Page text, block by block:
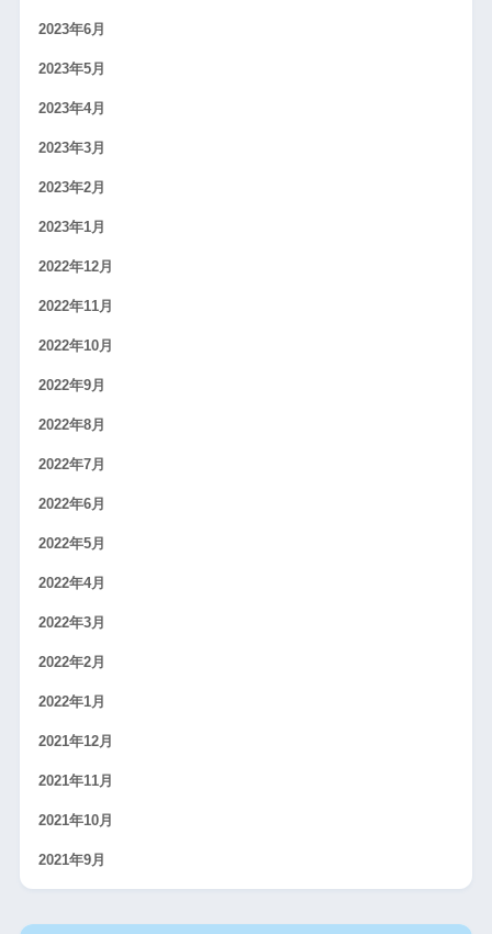
2023年6月
2023年5月
2023年4月
2023年3月
2023年2月
2023年1月
2022年12月
2022年11月
2022年10月
2022年9月
2022年8月
2022年7月
2022年6月
2022年5月
2022年4月
2022年3月
2022年2月
2022年1月
2021年12月
2021年11月
2021年10月
2021年9月